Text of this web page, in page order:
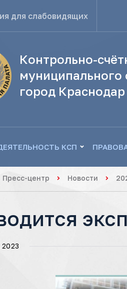
для слабовидящих
Контрольно-
муниципального
город Краснодар
КСП
Пресс-центр Новости